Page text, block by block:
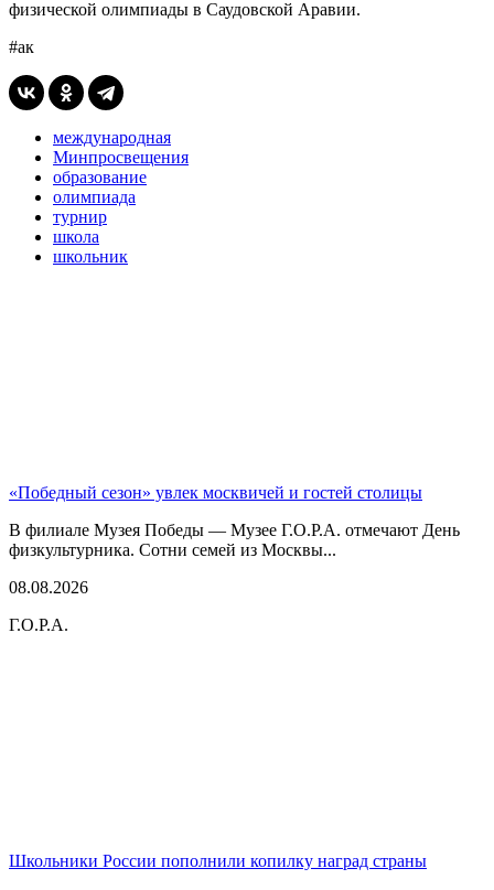
физической олимпиады в Саудовской Аравии.
#ак
международная
Минпросвещения
образование
олимпиада
турнир
школа
школьник
«Победный сезон» увлек москвичей и гостей столицы
В филиале Музея Победы — Музее Г.О.Р.А. отмечают День
физкультурника. Сотни семей из Москвы...
08.08.2026
Г.О.Р.А.
Школьники России пополнили копилку наград страны